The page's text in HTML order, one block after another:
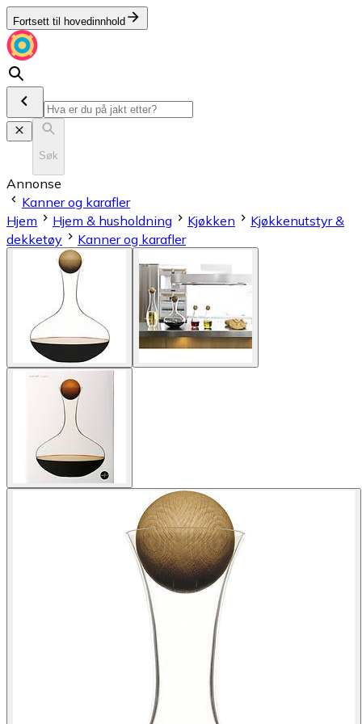
Fortsett til hovedinnhold
Søk
Annonse
Kanner og karafler
Hjem
Hjem & husholdning Kjøkken
Kjøkkenutstyr &
dekketøy
Kanner og karafler